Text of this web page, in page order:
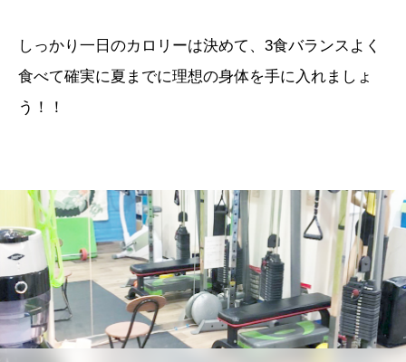
しっかり一日のカロリーは決めて、3食バランスよく
食べて確実に夏までに理想の身体を手に入れましょ
う！！